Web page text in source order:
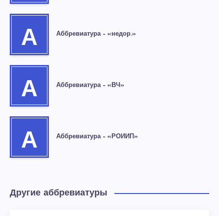
А Аббревиатура – «недор.»
А Аббревиатура – «ВЧ»
А Аббревиатура – «РОИИП»
Другие аббревиатуры